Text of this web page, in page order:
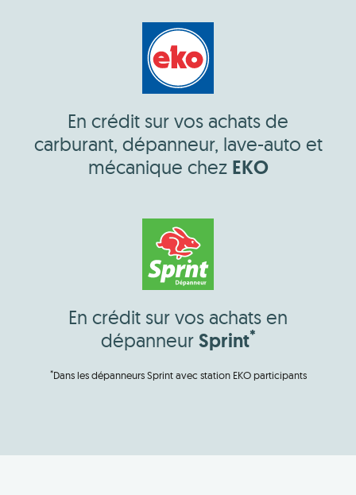
En crédit sur vos achats de
carburant, dépanneur, lave-auto et
mécanique chez EKO
En crédit sur vos achats en
dépanneur Sprint*
*Dans les dépanneurs Sprint avec station EKO participants